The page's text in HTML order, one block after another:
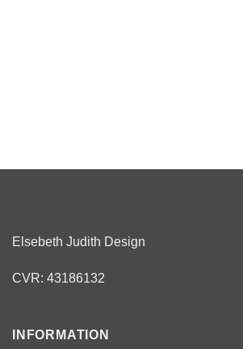
Elsebeth Judith Design
CVR: 43186132
INFORMATION